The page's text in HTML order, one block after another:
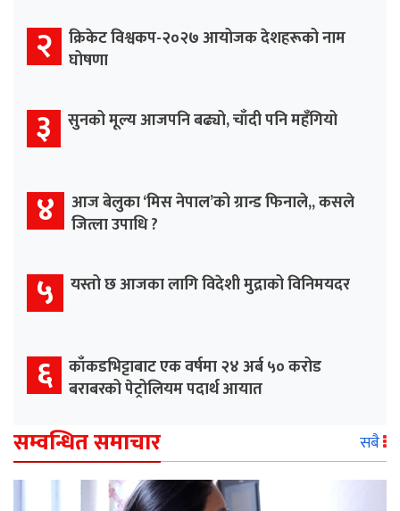
२ क्रिकेट विश्वकप-२०२७ आयोजक देशहरूको नाम
घोषणा
३ सुनको मूल्य आजपनि बढ्यो, चाँदी पनि महँगियो
४ आज बेलुका ‘मिस नेपाल’को ग्रान्ड फिनाले,, कसले
जित्ला उपाधि ?
५ यस्तो छ आजका लागि विदेशी मुद्राको विनिमयदर
६ काँकडभिट्टाबाट एक वर्षमा २४ अर्ब ५० करोड
बराबरको पेट्रोलियम पदार्थ आयात
सम्वन्धित समाचार सबै